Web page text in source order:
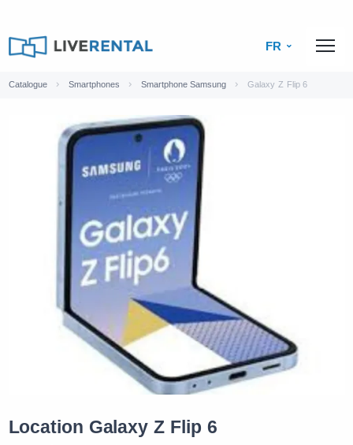
FR
Catalogue Smartphones Smartphone Samsung Galaxy Z Flip 6
Location Galaxy Z Flip 6